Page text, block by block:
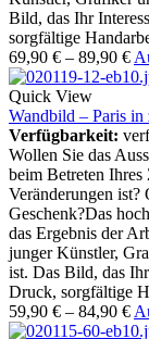
Bild, das Ihr
sorgfältige
69,90 € – 89,90 €
Quick View
Wandbild – Paris in
Verfügbarkeit:
Wollen Sie das
beim Betreten Ihres
Veränderungen ist?
Geschenk?Das
das Ergebnis der
junger Künstler,
ist. Das Bild, das
Druck, sorgfältige
59,90 € – 84,90 €